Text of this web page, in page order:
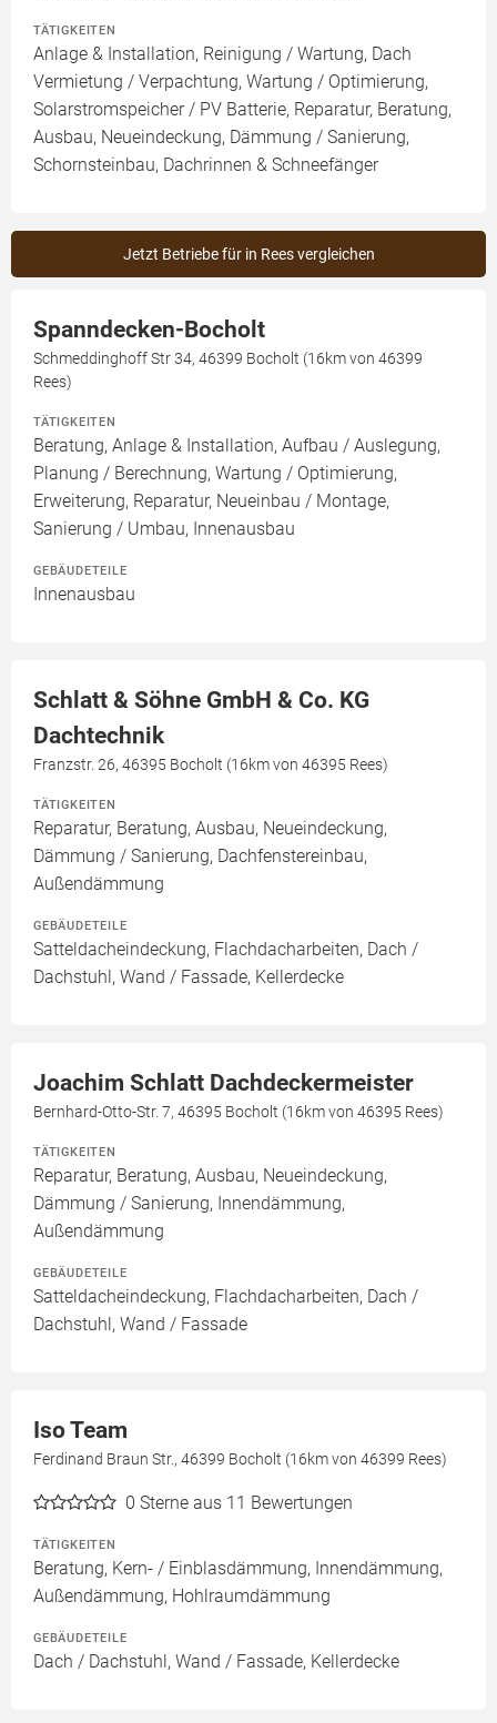
TÄTIGKEITEN
Anlage & Installation, Reinigung / Wartung, Dach
Vermietung / Verpachtung, Wartung / Optimierung,
Solarstromspeicher / PV Batterie, Reparatur, Beratung,
Ausbau, Neueindeckung, Dämmung / Sanierung,
Schornsteinbau, Dachrinnen & Schneefänger
Jetzt Betriebe für in Rees vergleichen
Spanndecken-Bocholt
Schmeddinghoff Str 34, 46399 Bocholt (16km von 46399
Rees)
TÄTIGKEITEN
Beratung, Anlage & Installation, Aufbau / Auslegung,
Planung / Berechnung, Wartung / Optimierung,
Erweiterung, Reparatur, Neueinbau / Montage,
Sanierung / Umbau, Innenausbau
GEBÄUDETEILE
Innenausbau
Schlatt & Söhne GmbH & Co. KG
Dachtechnik
Franzstr. 26, 46395 Bocholt (16km von 46395 Rees)
TÄTIGKEITEN
Reparatur, Beratung, Ausbau, Neueindeckung,
Dämmung / Sanierung, Dachfenstereinbau,
Außendämmung
GEBÄUDETEILE
Satteldacheindeckung, Flachdacharbeiten, Dach /
Dachstuhl, Wand / Fassade, Kellerdecke
Joachim Schlatt Dachdeckermeister
Bernhard-Otto-Str. 7, 46395 Bocholt (16km von 46395 Rees)
TÄTIGKEITEN
Reparatur, Beratung, Ausbau, Neueindeckung,
Dämmung / Sanierung, Innendämmung,
Außendämmung
GEBÄUDETEILE
Satteldacheindeckung, Flachdacharbeiten, Dach /
Dachstuhl, Wand / Fassade
Iso Team
Ferdinand Braun Str., 46399 Bocholt (16km von 46399 Rees)
0 Sterne aus 11 Bewertungen
TÄTIGKEITEN
Beratung, Kern- / Einblasdämmung, Innendämmung,
Außendämmung, Hohlraumdämmung
GEBÄUDETEILE
Dach / Dachstuhl, Wand / Fassade, Kellerdecke